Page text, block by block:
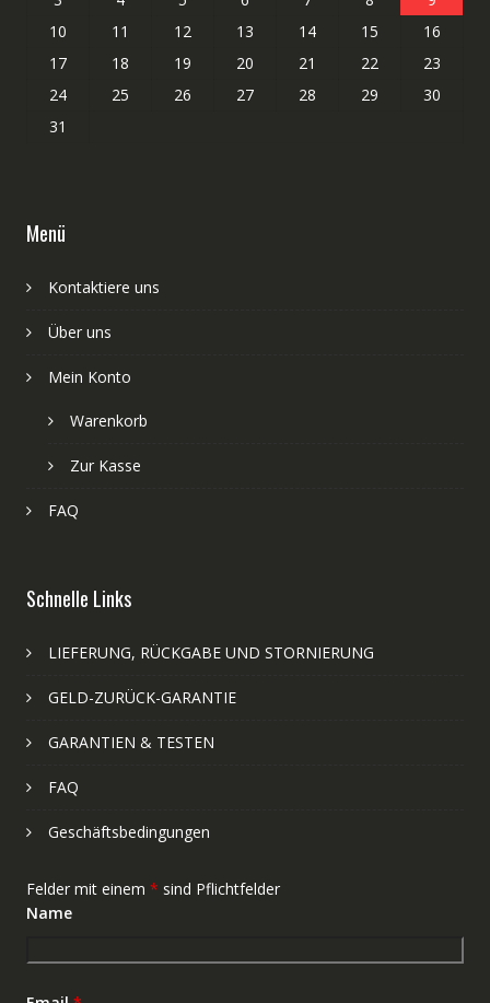
10
11 12 13 14 15
16
17
18 19 20 21 22
23
24
25 26 27 28 29
30
31
Menü
Kontaktiere uns
Über uns
Mein Konto
Warenkorb
Zur Kasse
FAQ
Schnelle Links
LIEFERUNG, RÜCKGABE UND STORNIERUNG
GELD-ZURÜCK-GARANTIE
GARANTIEN & TESTEN
FAQ
Geschäftsbedingungen
Felder mit einem * sind Pflichtfelder
Name